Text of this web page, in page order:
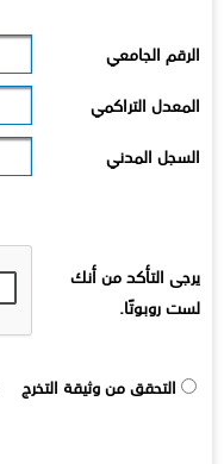
الجامعي
التراكمي
المدني
التأكد من أنك
روبوتًا.
التحقق من وثيقة التخرج